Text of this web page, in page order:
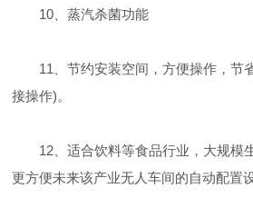
10、蒸汽杀菌功能
11、节约安装空间，方便操作，节
接操作)。
12、适合饮料等食品行业，大规模生
更方便未来该产业无人车间的自动配置设